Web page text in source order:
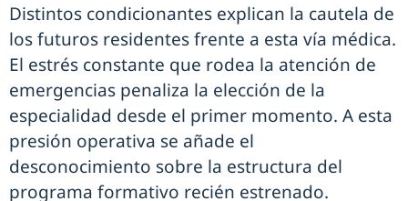
Distintos condicionantes explican la cautela de
los futuros residentes frente a esta vía médica.
El estrés constante que rodea la atención de
emergencias penaliza la elección de la
especialidad desde el primer momento. A esta
presión operativa se añade el
desconocimiento sobre la estructura del
programa formativo recién estrenado.